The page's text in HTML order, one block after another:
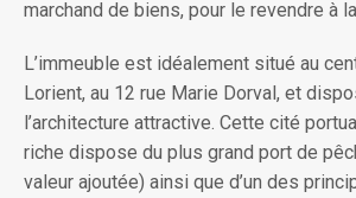
marchand de biens, pour le revendre à
L’immeuble est idéalement situé au
Lorient, au 12 rue Marie Dorval, et
l’architecture attractive. Cette cité
riche dispose du plus grand port de
valeur ajoutée) ainsi que d’un des